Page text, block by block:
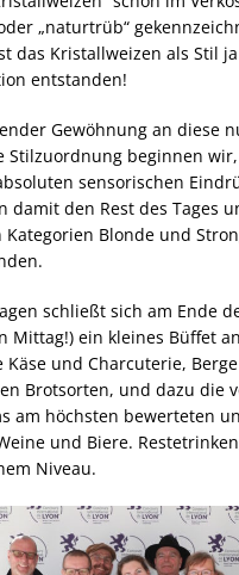
„naturtrüb“
das Kristallweizen als Stil
entstanden!
Gewöhnung an diese
Stilzuordnung beginnen
sensorischen
damit den Rest des Tages
Kategorien Blonde und
schließt sich am Ende
Mittag!) ein kleines Büffet
Käse und Charcuterie,
Brotsorten, und dazu die
am höchsten bewerteten
und Biere.
Niveau.